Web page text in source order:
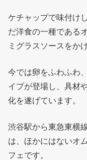
ケチャップで味付け
だ洋食の一種である
ミグラスソースをか
今では卵をふわふわ
イプが登場し、具材
化を遂げています。
渋谷駅から東急東横
は、ほかにはないオ
フェです。